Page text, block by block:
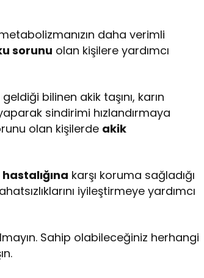
daha verimli
sorunu olan kişilere yardımcı
bilinen akik taşını, karın
sindirimi hızlandırmaya
olan kişilerde akik
karşı koruma sağladığı
iyileştirmeye yardımcı
Sahip olabileceğiniz herhangi